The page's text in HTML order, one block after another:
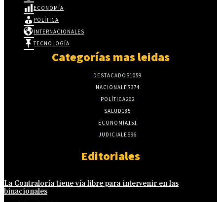
ECONOMÍA
POLÍTICA
INTERNACIONALES
TECNOLOGÍA
Categorías mas leidas
DESTACADOS1059
NACIONALES374
POLÍTICA262
SALUD185
ECONOMÍA151
JUDICIALES96
Editoriales
La Contraloría tiene vía libre para intervenir en las
binacionales